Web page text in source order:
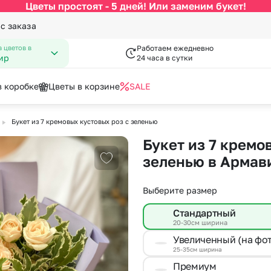
Цветы простоят - 5 дней! Или заменим букет!
заказа
цветов в
Работаем ежедневно
24 часа в сутки
роза
По виду цветка
Распродажа
Букеты от 4000 руб.
Букеты 2500 - 4000 руб.
Букеты 1500 - 2600 руб.
Недорогие цветы
Февраля
День Учителя
Новый Год
Пасха
Последний звонок
Повышение
Белые розы
Красные розы
Кремовые розы
Разноцветные розы
Розовые розы
коробке Цветы в корзине SALE
▶ Букет из 7 кремовых кустовых роз с зеленью
Добавить в избранное
Букет из 7
зеленью в
Выберите размер
Стандартный
20-30см ширина
Увеличенный (на
25-35см ширина
Премиум